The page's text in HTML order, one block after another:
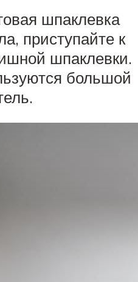
шпаклевка
приступайте к
шпаклевки.
большой